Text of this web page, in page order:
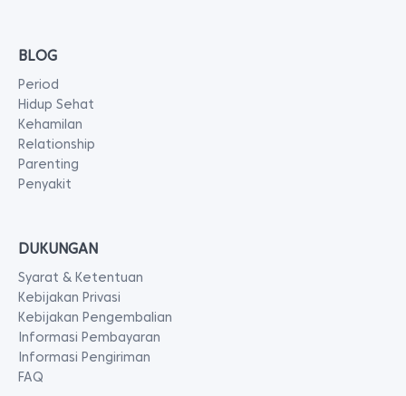
BLOG
Period
Hidup Sehat
Kehamilan
Relationship
Parenting
Penyakit
DUKUNGAN
Syarat & Ketentuan
Kebijakan Privasi
Kebijakan Pengembalian
Informasi Pembayaran
Informasi Pengiriman
FAQ